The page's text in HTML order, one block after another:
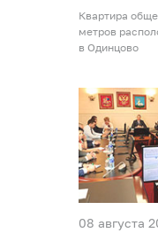
Квартира
метров
в Одинцово
08 августа